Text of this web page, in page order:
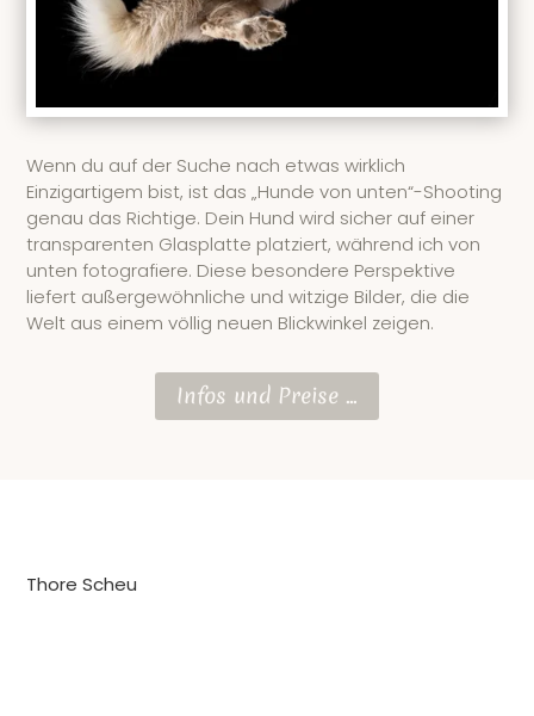
Wenn du auf der Suche nach etwas wirklich
Einzigartigem bist, ist das „Hunde von unten“-Shooting
genau das Richtige. Dein Hund wird sicher auf einer
transparenten Glasplatte platziert, während ich von
unten fotografiere. Diese besondere Perspektive
liefert außergewöhnliche und witzige Bilder, die die
Welt aus einem völlig neuen Blickwinkel zeigen.
Infos und Preise ...
Thore Scheu